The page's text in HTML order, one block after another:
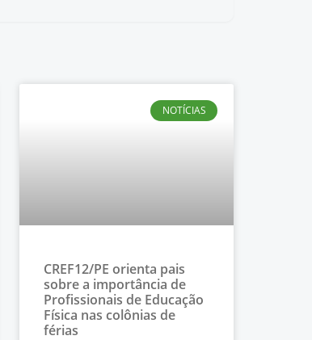
NOTÍCIAS
CREF12/PE orienta pais
sobre a importância de
Profissionais de Educação
Física nas colônias de
férias